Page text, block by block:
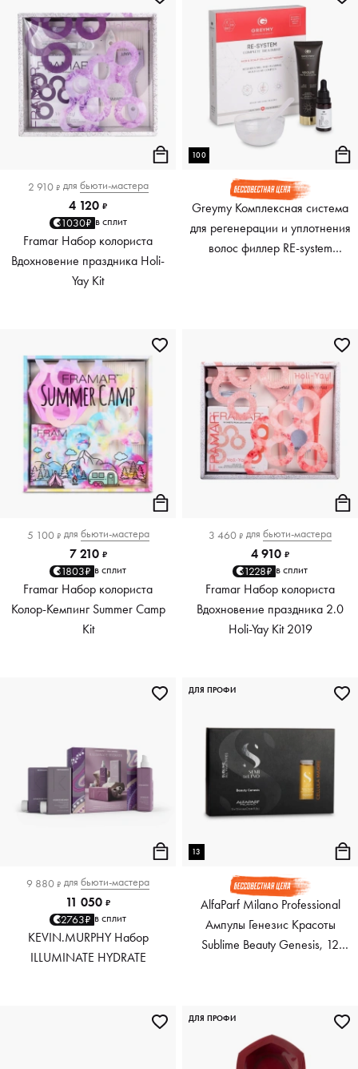
2 910 ₽ для бьюти-мастера
4 120 ₽
1030₽ в сплит
Framar Набор колориста
Вдохновение праздника Holi-
Yay Kit
100
Greymy Комплексная система
для регенерации и уплотнения
волос филлер RE-system
5 100 ₽ для бьюти-мастера
7 210 ₽
1803₽ в сплит
Framar Набор колориста
Колор-Кемпинг Summer Camp
Kit
3 460 ₽ для бьюти-мастера
4 910 ₽
1228₽ в сплит
Framar Набор колориста
Вдохновение праздника 2.0
Holi-Yay Kit 2019
9 880 ₽ для бьюти-мастера
11 050 ₽
2763₽ в сплит
KEVIN.MURPHY Набор
ILLUMINATE HYDRATE
13
AlfaParf Milano Professional
Ампулы Генезис Красоты
Sublime Beauty Genesis, 12
ДЛЯ ПРОФИ
ДЛЯ ПРОФИ